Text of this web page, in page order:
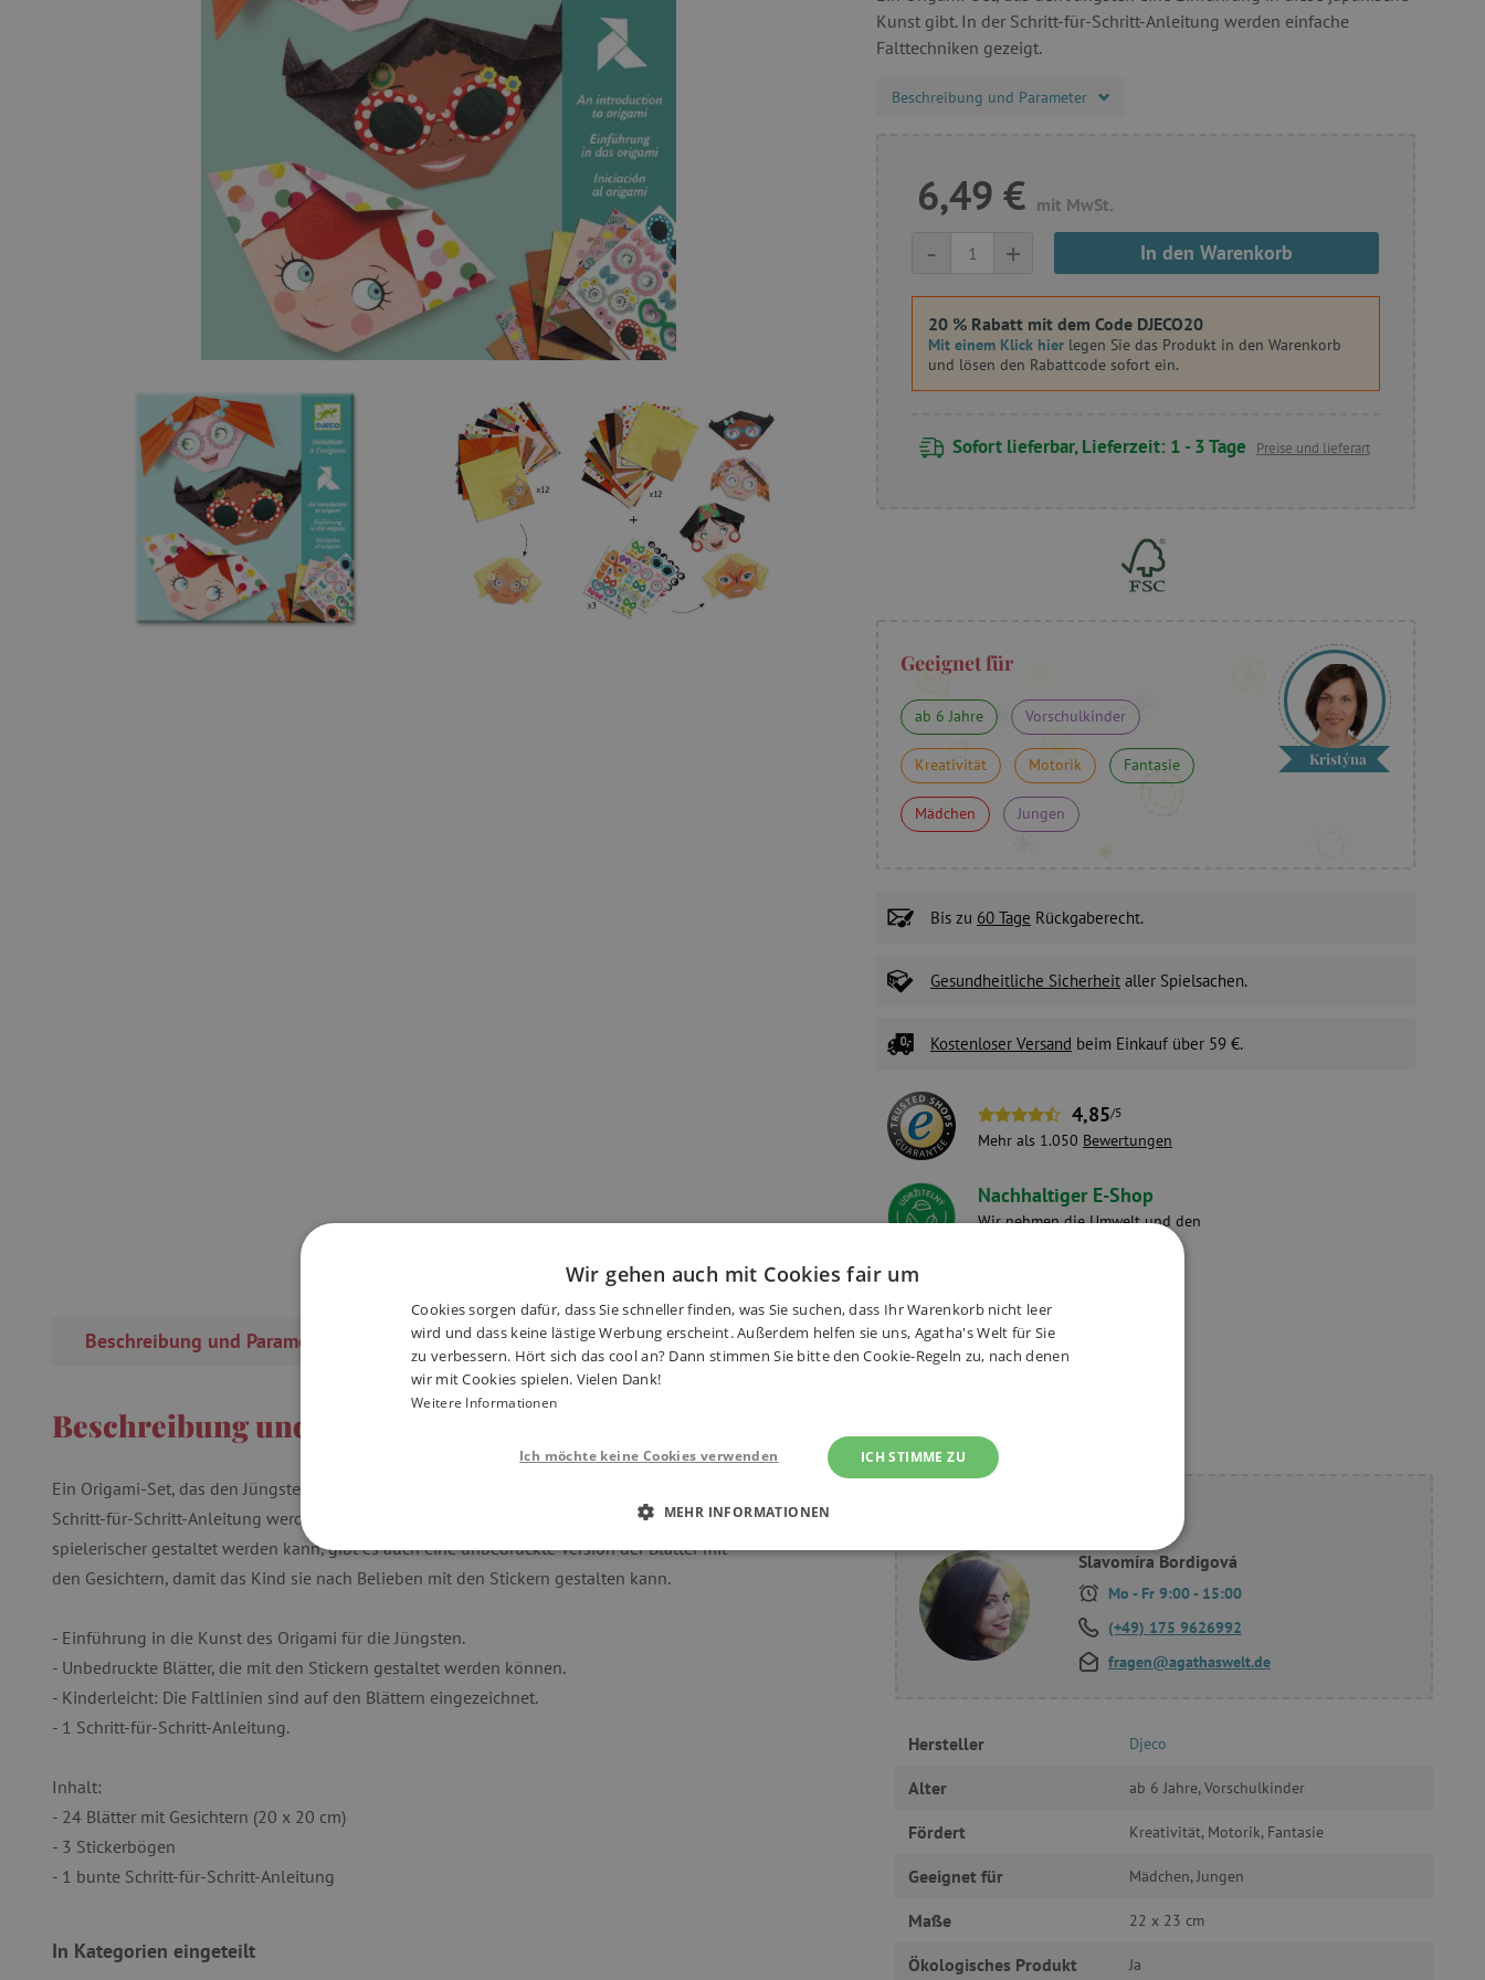
Kunst gibt. In der Schritt-für-Schritt-Anleitung werden einfache
Falttechniken gezeigt.
Beschreibung und Parameter
6,49 € mit MwSt.
+
- In den Warenkorb
20 % Rabatt mit dem Code DJECO20
Mit einem Klick hier legen Sie das Produkt in den Warenkorb
und lösen den Rabattcode sofort ein.
Sofort lieferbar, Lieferzeit: 1 - 3 Tage Preise und lieferart
Geeignet für
ab 6 Jahre Vorschulkinder
Kreativität Motorik Fantasie
Mädchen Jungen
Kristýna
Bis zu 60 Tage Rückgaberecht.
Gesundheitliche Sicherheit aller Spielsachen.
Kostenloser Versand beim Einkauf über 59 €.
4,85/5
Mehr als 1.050 Bewertungen
Nachhaltiger E-Shop
Wir nehmen die Umwelt und den
Beschreibung und Parameter Rezensionen (9×) Zubehör Alternative Produkte
Beschreibung und Parameter
Ein Origami-Set, das den Jüngsten eine Einführung in diese japanische Kunst gibt. In der
Schritt-für-Schritt-Anleitung werden einfache Falttechniken gezeigt. Damit die Aktivität noch
spielerischer gestaltet werden kann, gibt es auch eine unbedruckte Version der Blätter mit
den Gesichtern, damit das Kind sie nach Belieben mit den Stickern gestalten kann.
- Einführung in die Kunst des Origami für die Jüngsten.
- Unbedruckte Blätter, die mit den Stickern gestaltet werden können.
- Kinderleicht: Die Faltlinien sind auf den Blättern eingezeichnet.
- 1 Schritt-für-Schritt-Anleitung.
Inhalt:
- 24 Blätter mit Gesichtern (20 x 20 cm)
- 3 Stickerbögen
- 1 bunte Schritt-für-Schritt-Anleitung
In Kategorien eingeteilt
Slavomíra Bordigová
Mo - Fr 9:00 - 15:00
(+49) 175 9626992
fragen@agathaswelt.de
Hersteller Djeco
Alter ab 6 Jahre, Vorschulkinder
Fördert Kreativität, Motorik, Fantasie
Geeignet für Mädchen, Jungen
Maße 22 x 23 cm
Ökologisches Produkt Ja
Wir gehen auch mit Cookies fair um
Cookies sorgen dafür, dass Sie schneller finden, was Sie suchen, dass Ihr Warenkorb nicht leer
wird und dass keine lästige Werbung erscheint. Außerdem helfen sie uns, Agatha's Welt für Sie
zu verbessern. Hört sich das cool an? Dann stimmen Sie bitte den Cookie-Regeln zu, nach denen
wir mit Cookies spielen. Vielen Dank!
Weitere Informationen
ICH STIMME ZU
Ich möchte keine Cookies verwenden
MEHR INFORMATIONEN
UNBEDINGT ERFORDERLICH PERFORMANCE TARGETING FUNKTIONALITÄT
Unbedingt erforderlich Funktionalität
Unbedingt erforderliche Cookies ermöglichen wesentliche Kernfunktionen der Website wie die Benutzeranmeldung und die Kontoverwaltung.
PHPSESSID
proměnných relací uživatelů
Dieser Cookie wird verwendet, um zwischen Menschen
und Bots zu unterscheiden. Dies ist für die Website von
Website zu erstellen.